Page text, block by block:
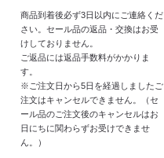
商品到着後必ず3日以内にご連絡くだ
さい。セール品の返品・交換はお受
けしておりません。
ご返品には返品手数料がかかりま
す。
※ご注文日から5日を経過しましたご
注文はキャンセルできません。（セ
ール品のご注文後のキャンセルはお
日にちに関わらずお受けできませ
ん。）